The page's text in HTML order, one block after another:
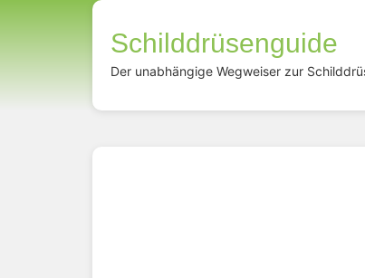
Schilddrüsenguide
Der unabhängige Wegweiser zur